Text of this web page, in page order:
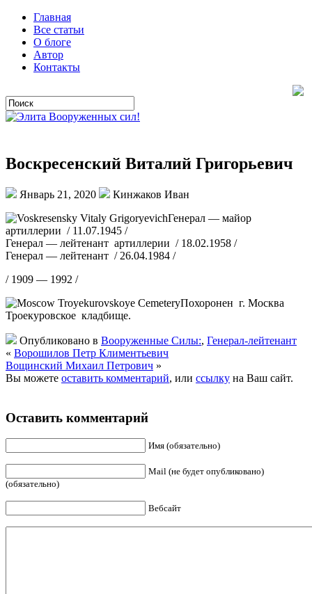
Главная
Все статьи
О блоге
Автор
Контакты
Воскресенский Виталий Григорьевич
Январь 21, 2020
Кинжаков Иван
Генерал — майор
артиллерии / 11.07.1945 /
Генерал — лейтенант артиллерии / 18.02.1958 /
Генерал — лейтенант / 26.04.1984 /
/ 1909 — 1992 /
Похоронен г. Москва
Троекуровское кладбище.
Опубликовано в Вооруженные Силы:, Генерал-лейтенант
« Ворошилов Петр Климентьевич
Вощинский Михаил Петрович »
Вы можете оставить комментарий, или ссылку на Ваш сайт.
Оставить комментарий
Имя (обязательно)
Mail (не будет опубликовано)
(обязательно)
Вебсайт